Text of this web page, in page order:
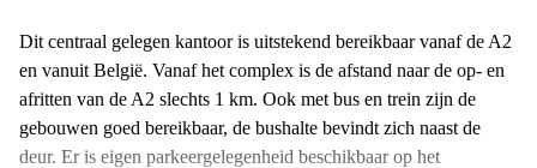
Dit centraal gelegen kantoor is uitstekend bereikbaar vanaf de A2
en vanuit België. Vanaf het complex is de afstand naar de op- en
afritten van de A2 slechts 1 km. Ook met bus en trein zijn de
gebouwen goed bereikbaar, de bushalte bevindt zich naast de
deur. Er is eigen parkeergelegenheid beschikbaar op het